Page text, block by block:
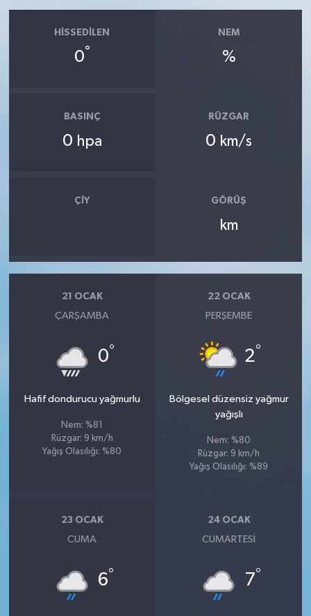
HISSEDILEN
0°
NEM
%
BASINÇ
0 hpa
RÜZGAR
0 km/s
ÇIY GÖRÜŞ
km
21 OCAK
ÇARŞAMBA
0°
Hafif dondurucu yağmurlu
Nem: %81
Rüzgar: 9 km/h
Yağış Olasılığı: %80
22 OCAK
PERŞEMBE
2°
Bölgesel düzensiz yağmur
yağışlı
Nem: %80
Rüzgar: 9 km/h
Yağış Olasılığı: %89
23 OCAK
CUMA
6°
24 OCAK
CUMARTESI
7°